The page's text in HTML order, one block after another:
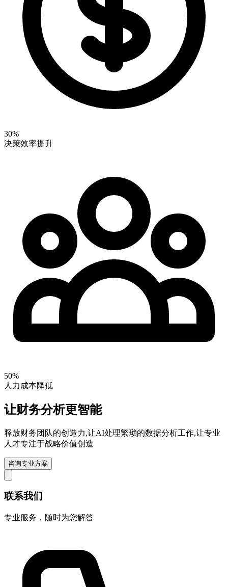
30%
决策效率提升
50%
人力成本降低
让财务分析更智能
释放财务团队的创造力,让AI处理繁琐的数据分析工作,让专业
人才专注于战略价值创造
咨询专业方案
联系我们
专业服务，随时为您解答